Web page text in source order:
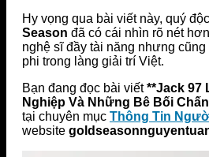
Hy vọng qua bài viết này, quý
Season đã có cái nhìn rõ nét
nghệ sĩ đầy tài năng nhưng
phi trong làng giải trí Việt.
Bạn đang đọc bài viết**Jack 97
Nghiệp Và Những Bê Bối
tại chuyên mục Thông Tin
website